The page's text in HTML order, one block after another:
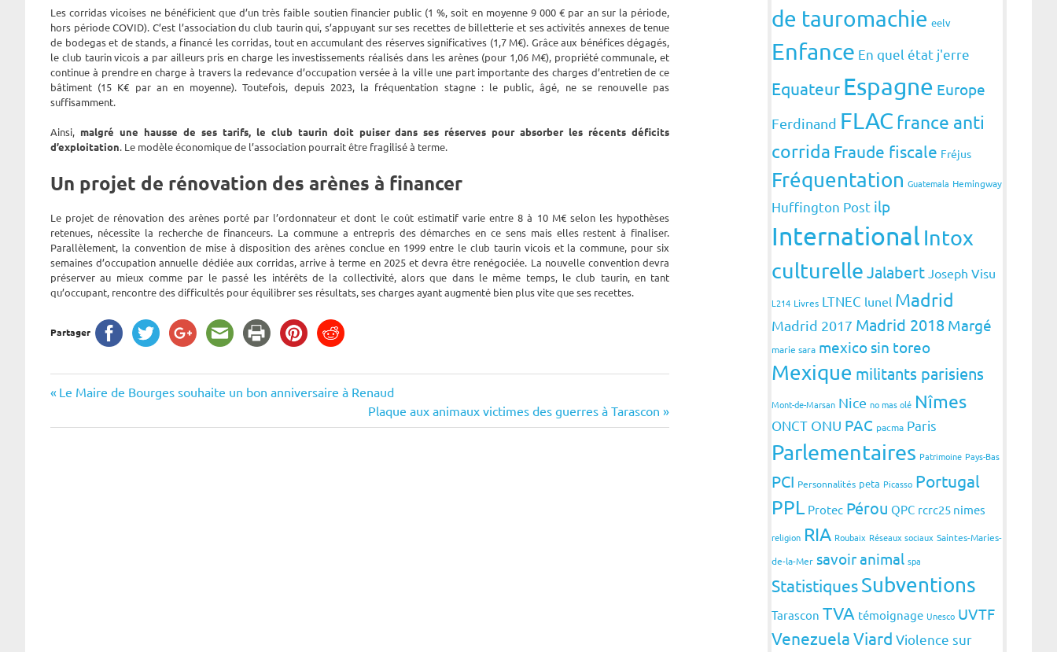
Les corridas vicoises ne bénéficient que d’un très faible soutien financier public (1 %, soit en moyenne 9 000 € par an sur la période,
hors période COVID). C’est l’association du club taurin qui, s’appuyant sur ses recettes de billetterie et ses activités annexes de tenue
de bodegas et de stands, a financé les corridas, tout en accumulant des réserves significatives (1,7 M€). Grâce aux bénéfices dégagés,
le club taurin vicois a par ailleurs pris en charge les investissements réalisés dans les arènes (pour 1,06 M€), propriété communale, et
continue à prendre en charge à travers la redevance d’occupation versée à la ville une part importante des charges d’entretien de ce
bâtiment (15 K€ par an en moyenne). Toutefois, depuis 2023, la fréquentation stagne : le public, âgé, ne se renouvelle pas
suffisamment.
Ainsi, malgré une hausse de ses tarifs, le club taurin doit puiser dans ses réserves pour absorber les récents déficits
d’exploitation. Le modèle économique de l’association pourrait être fragilisé à terme.
Un projet de rénovation des arènes à financer
Le projet de rénovation des arènes porté par l’ordonnateur et dont le coût estimatif varie entre 8 à 10 M€ selon les hypothèses
retenues, nécessite la recherche de financeurs. La commune a entrepris des démarches en ce sens mais elles restent à finaliser.
Parallèlement, la convention de mise à disposition des arènes conclue en 1999 entre le club taurin vicois et la commune, pour six
semaines d’occupation annuelle dédiée aux corridas, arrive à terme en 2025 et devra être renégociée. La nouvelle convention devra
préserver au mieux comme par le passé les intérêts de la collectivité, alors que dans le même temps, le club taurin, en tant
qu’occupant, rencontre des difficultés pour équilibrer ses résultats, ses charges ayant augmenté bien plus vite que ses recettes.
Partager
Navigation
de
Previous
Le Maire de Bourges souhaite un bon anniversaire à Renaud
Next
Post:
Plaque aux animaux victimes des guerres à Tarascon
de tauromachie eelv
Enfance En quel état j'erre
Equateur Espagne Europe
Ferdinand FLAC france anti
corrida Fraude fiscale Fréjus
Fréquentation Guatemala Hemingway
Huffington Post ilp
International Intox
culturelle Jalabert Joseph Visu
L214 Livres LTNEC lunel Madrid
Madrid 2017 Madrid 2018 Margé
marie sara mexico sin toreo
Mexique militants parisiens
Mont-de-Marsan Nice no mas olé Nîmes
ONCT ONU PAC pacma Paris
Parlementaires Patrimoine Pays-Bas
PCI Personnalités peta Picasso Portugal
PPL Protec Pérou QPC rcrc25 nimes
religion RIA Roubaix Réseaux sociaux Saintes-Maries-
de-la-Mer savoir animal spa
StatistiquesSubventions
Tarascon TVA témoignage Unesco UVTF
VenezuelaViard Violence sur